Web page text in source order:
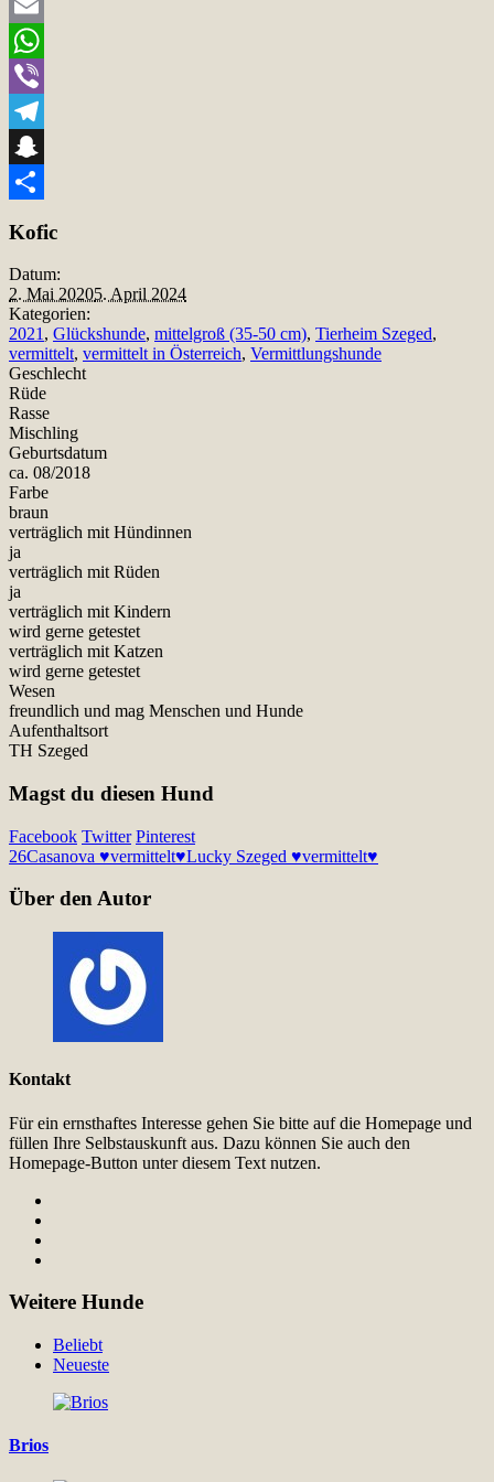
Twitter
Email
WhatsApp
Viber
Telegram
Snapchat
Kofic
Datum:
2. Mai 20205. April 2024
Kategorien:
2021 , Glückshunde, mittelgroß (35-50 cm), Tierheim Szeged,
vermittelt, vermittelt in Österreich, Vermittlungshunde
Geschlecht
Rüde
Rasse
Mischling
Geburtsdatum
ca. 08/2018
Farbe
braun
verträglich mit Hündinnen
ja
verträglich mit Rüden
ja
verträglich mit Kindern
wird gerne getestet
verträglich mit Katzen
wird gerne getestet
Wesen
freundlich und mag Menschen und Hunde
Aufenthaltsort
TH Szeged
Magst du diesen Hund
Facebook Twitter Pinterest
26Casanova ♥vermittelt♥Lucky Szeged ♥vermittelt♥
Über den Autor
Kontakt
Für ein ernsthaftes Interesse gehen Sie bitte auf die Homepage und
füllen Ihre Selbstauskunft aus. Dazu können Sie auch den
Homepage-Button unter diesem Text nutzen.
Weitere Hunde
Beliebt
Neueste
Brios